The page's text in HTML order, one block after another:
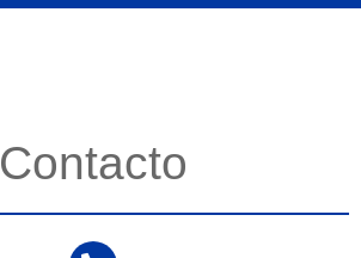
Contacto